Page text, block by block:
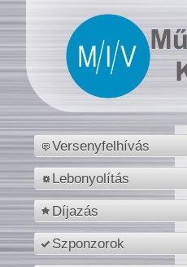
Versenyfelhívás
Lebonyolítás
Díjazás
Szponzorok